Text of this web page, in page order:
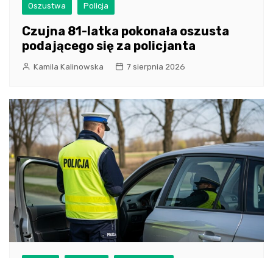
Oszustwa Policja
Czujna 81-latka pokonała oszusta
podającego się za policjanta
Kamila Kalinowska 7 sierpnia 2026